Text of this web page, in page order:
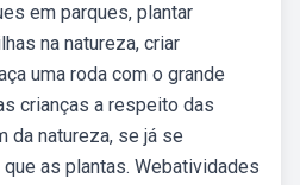
em parques, plantar
na natureza, criar
uma roda com o grande
crianças a respeito das
da natureza, se já se
as plantas. Webatividades